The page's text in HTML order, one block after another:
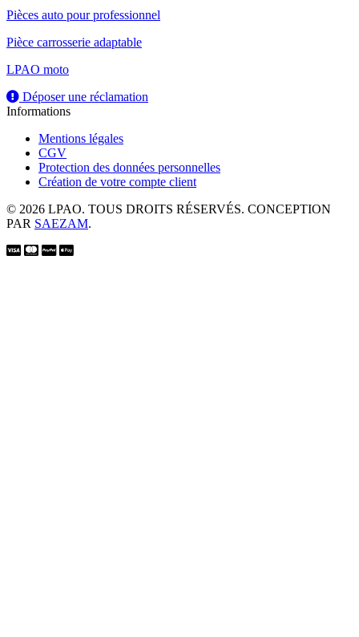
Pièces auto pour professionnel
Pièce carrosserie adaptable
LPAO moto
Déposer une réclamation
Informations
Mentions légales
CGV
Protection des données personnelles
Création de votre compte client
© 2026 LPAO. TOUS DROITS RÉSERVÉS. CONCEPTION
PAR SAEZAM.